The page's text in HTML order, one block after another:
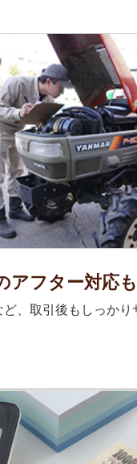
アフター対応
ど、取引後もしっかり